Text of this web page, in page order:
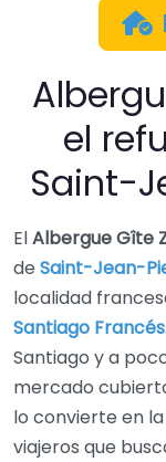
el
Saint-
ElAlbergue Gîte
de Saint-Jean-
localidad
Santiago Francés
Santiago y a
mercado
lo convierte en
viajeros que